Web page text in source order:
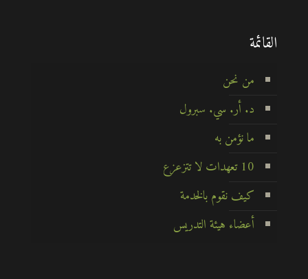
القائمة
من نحن
د. أر. سي. سبرول
ما نؤمن به
10 تعهدات لا تتزعزع
كيف نقوم بالخدمة
أعضاء هيئة التدريس